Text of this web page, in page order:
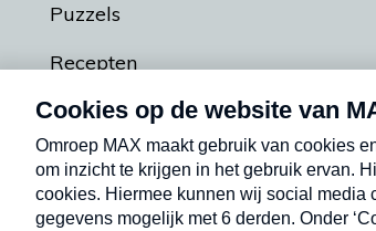
Puzzels
Recepten
Podcasts